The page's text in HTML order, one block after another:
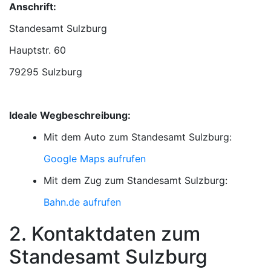
Anschrift:
Standesamt Sulzburg
79295 Sulzburg
Ideale Wegbeschreibung:
Mit dem Auto zum Standesamt Sulzburg:
Google Maps aufrufen
Mit dem Zug zum Standesamt Sulzburg:
Bahn.de aufrufen
2. Kontaktdaten zum
Standesamt Sulzburg